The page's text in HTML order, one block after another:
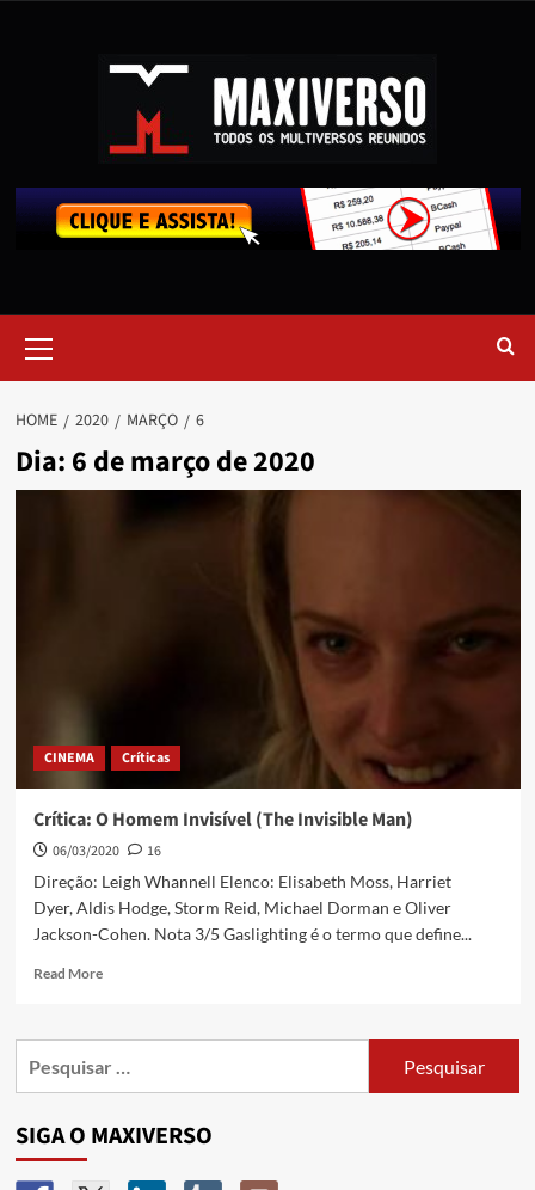
HOME 2020 MARÇO 6
Dia: 6 de março de 2020
CINEMA Críticas
Crítica: O Homem Invisível (The Invisible Man)
06/03/2020
16
Direção: Leigh Whannell Elenco: Elisabeth Moss, Harriet
Dyer, Aldis Hodge, Storm Reid, Michael Dorman e Oliver
Jackson-Cohen. Nota 3/5 Gaslighting é o termo que define...
Read More
SIGA O MAXIVERSO